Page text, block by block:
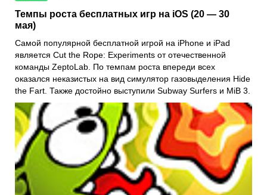
Темпы роста бесплатных игр на iOS (20 — 30
мая)
Самой популярной бесплатной игрой на iPhone и iPad
является Cut the Rope: Experiments от отечественной
команды ZeptoLab. По темпам роста впереди всех
оказался неказистых на вид симулятор газовыделения Hide
the Fart. Также достойно выступили Subway Surfers и MiB 3.